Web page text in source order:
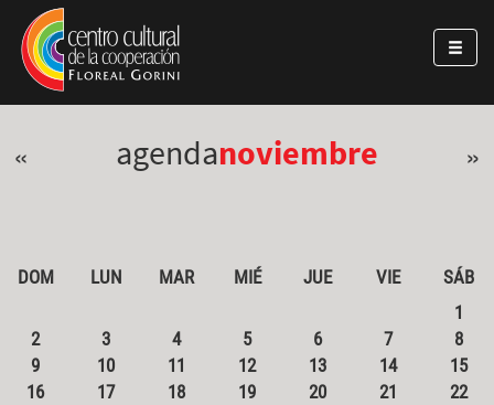
Pasar al contenido principal
Jump to main content
« agendanoviembre »
DOM LUN MAR MIÉ JUE VIE
SÁB
1
2
3 4 5 6 7
8
9
10 11 12 13 14
15
16
17 18 19 20 21
22